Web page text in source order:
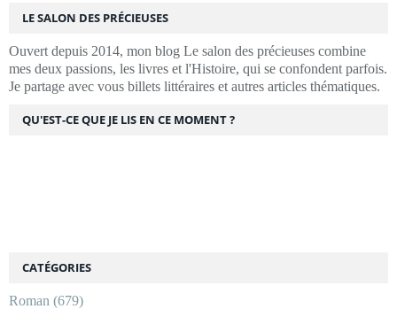
LE SALON DES PRÉCIEUSES
Ouvert depuis 2014, mon blog Le salon des précieuses combine
mes deux passions, les livres et l'Histoire, qui se confondent parfois.
Je partage avec vous billets littéraires et autres articles thématiques.
CATÉGORIES
Roman (679)
QU'EST-CE QUE JE LIS EN CE MOMENT ?